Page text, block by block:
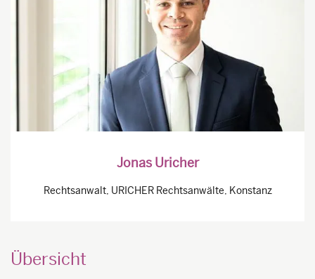
Jonas Uricher
Rechtsanwalt, URICHER Rechtsanwälte, Konstanz
Übersicht